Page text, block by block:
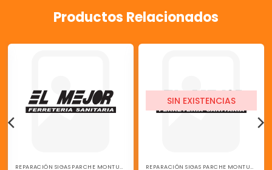
Productos Relacionados
SIN EXISTENCIAS